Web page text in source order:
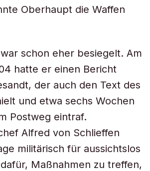
Oberhaupt die Waffen
schon eher besiegelt. Am
hatte er einen Bericht
der auch den Text des
und etwa sechs Wochen
Postweg eintraf.
Alfred von Schlieffen
militärisch für aussichtslos
Maßnahmen zu treffen,